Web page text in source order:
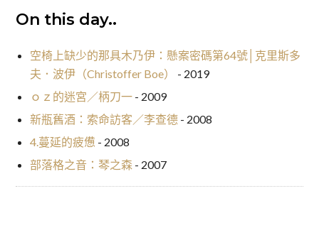
On this day..
空椅上缺少的那具木乃伊：懸案密碼第64號│克里斯多
夫．波伊（Christoffer Boe）
- 2019
ｏｚ的迷宮／柄刀一- 2009
新瓶舊酒：索命訪客／李查德- 2008
4.蔓延的疲憊 - 2008
部落格之音：琴之森 - 2007